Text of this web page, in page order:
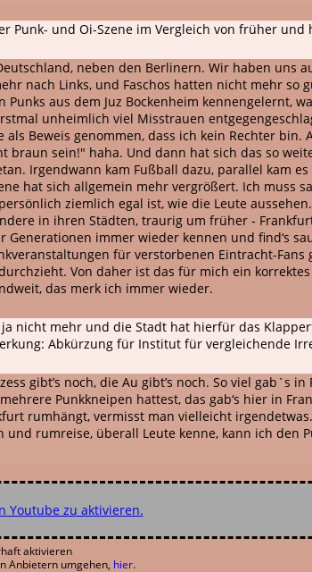
und Oi-Szene im Vergleich von früher und
neben den Berlinern. Wir haben uns
nach Links, und Faschos hatten nicht mehr so
aus dem Juz Bockenheim kennengelernt,
unheimlich viel Misstrauen
Beweis genommen, dass ich kein Rechter bin.
braun sein!" haha. Und dann hat sich das so
Irgendwann kam Fußball dazu, parallel kam es
hat sich allgemein mehr vergrößert. Ich muss
ziemlich egal ist, wie die Leute
in ihren Städten, traurig um früher -
immer wieder kennen und find‘s
für verstorbenen Eintracht-
Von daher ist das für mich ein
das merk ich immer wieder.
nicht mehr und die Stadt hat hierfür das
Abkürzung für Institut für vergleichende
gibt’s noch, die Au gibt’s noch. So viel gab`s
Punkkneipen hattest, das gab‘s hier in
rumhängt, vermisst man vielleicht
rumreise, überall Leute kenne, kann ich den
Youtube zu aktivieren.
aktivieren
Anbietern umgehen, hier.